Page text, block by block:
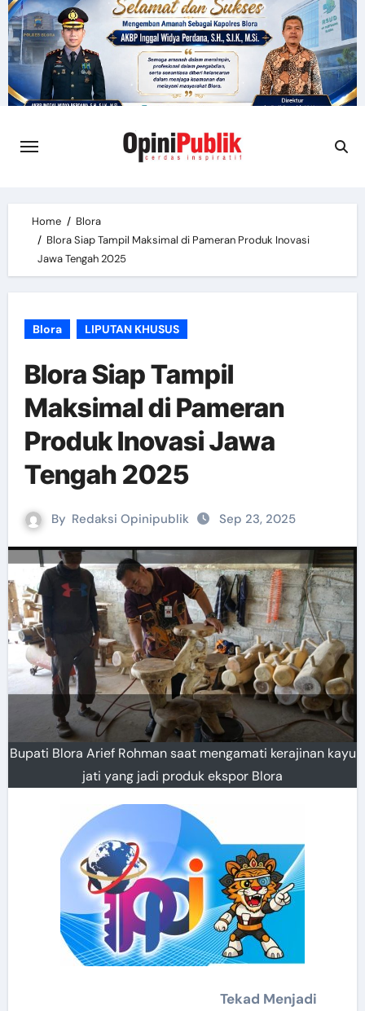
Skip
to
content
Home
Blora
Blora Siap Tampil Maksimal di Pameran Produk Inovasi
Jawa Tengah 2025
Blora LIPUTAN KHUSUS
Blora Siap Tampil
Maksimal di Pameran
Produk Inovasi Jawa
Tengah 2025
By Redaksi Opinipublik Sep 23, 2025
Bupati Blora Arief Rohman saat mengamati kerajinan kayu
jati yang jadi produk ekspor Blora
Tekad Menjadi